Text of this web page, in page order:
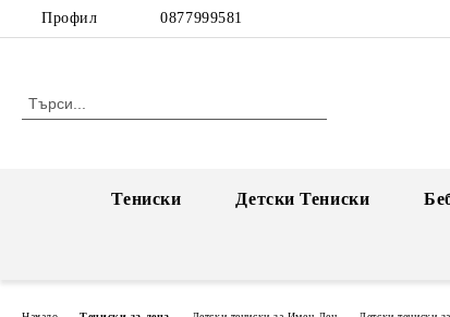
Профил 0877999581
Тениски Детски Тениски